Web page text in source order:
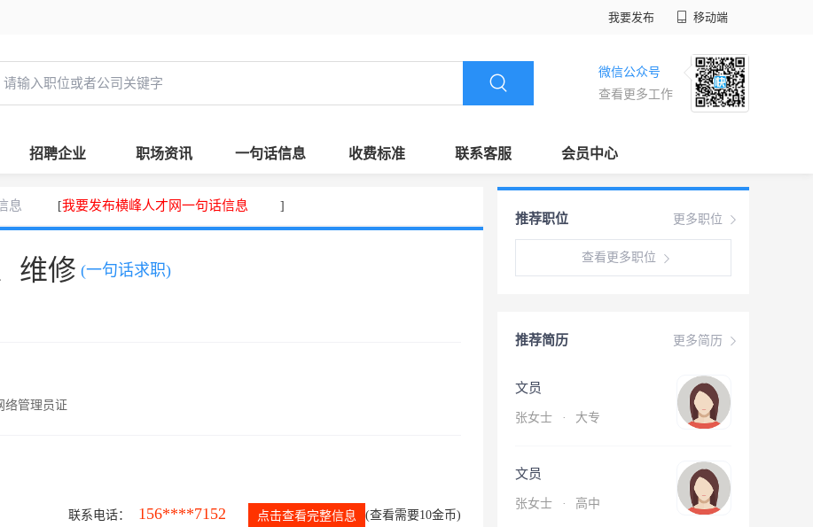
我要发布 移动端
微信公众号
查看更多工作
招聘企业 职场资讯 一句话信息 收费标准 联系客服 会员中心
息 [我要发布横峰人才网一句话信息 ]
维修 (一句话求职)
络管理员证
联系电话： 156****7152 点击查看完整信息 (查看需要10金币)
更多职位
推荐职位
查看更多职位
更多简历
推荐简历
文员
张女士 · 大专
文员
张女士 · 高中